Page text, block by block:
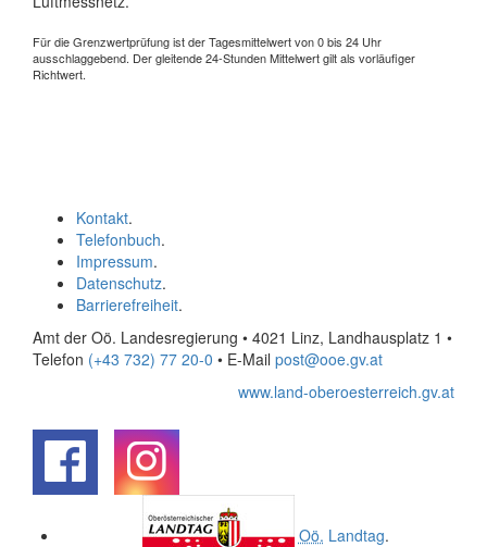
Für die Grenzwertprüfung ist der Tagesmittelwert von 0 bis 24 Uhr
ausschlaggebend. Der gleitende 24-Stunden Mittelwert gilt als vorläufiger
Richtwert.
Kontakt.
Telefonbuch.
Impressum.
Datenschutz.
Barrierefreiheit.
Amt der Oö. Landesregierung • 4021 Linz, Landhausplatz 1 •
Telefon (+43 732) 77 20-0 • E-Mail post@ooe.gv.at
www.land-oberoesterreich.gv.at
Oö. Landtag.